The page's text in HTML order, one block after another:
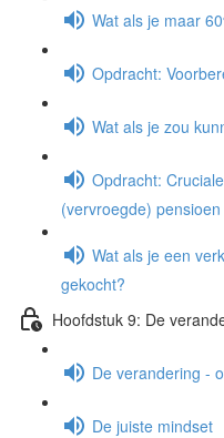
Wat als je maar
Opdracht:
Wat als je zou
Opdracht:
(vervroegde) pensioen
Wat als je een
gekocht?
Hoofdstuk 9: De
De verandering -
De juiste mindset